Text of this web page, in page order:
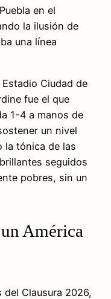
en el
la ilusión de
una línea
Ciudad de
fue el que
1-4 a manos de
un nivel
la tónica de las
seguidos
pobres, sin un
América
Clausura 2026,